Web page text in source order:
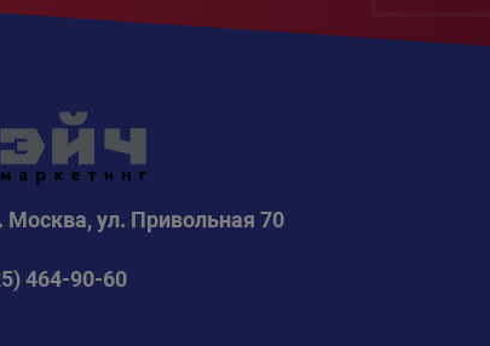
Москва, ул. Привольная 70
464-90-60